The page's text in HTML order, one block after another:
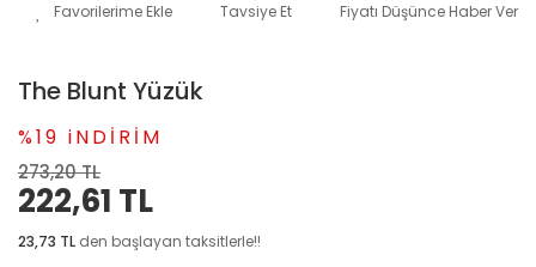
Tavsiye Et Fiyatı Düşünce Haber Ver
The Blunt Yüzük
%19 iNDİRİM
273,20 TL
222,61 TL
23,73 TL den başlayan taksitlerle!!